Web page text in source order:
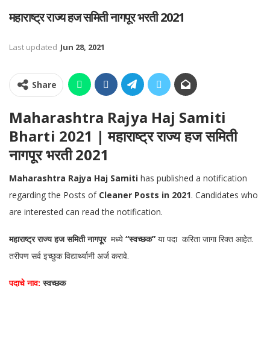
महाराष्ट्र राज्य हज समिती नागपूर भरती 2021
Last updated Jun 28, 2021
Share
Maharashtra Rajya Haj Samiti
Bharti 2021 | महाराष्ट्र राज्य हज समिती
नागपूर भरती 2021
Maharashtra Rajya Haj Samiti has published a notification
regarding the Posts ofCleaner Posts in 2021. Candidates who
are interested can read the notification.
महाराष्ट्र राज्य हज समिती नागपूर मध्ये “स्वच्छक” या पदा करिता जागा रिक्त आहेत.
तरीपण सर्व इच्छुक विद्यार्थ्यानी अर्ज करावे.
पदाचे नाव: स्वच्छक